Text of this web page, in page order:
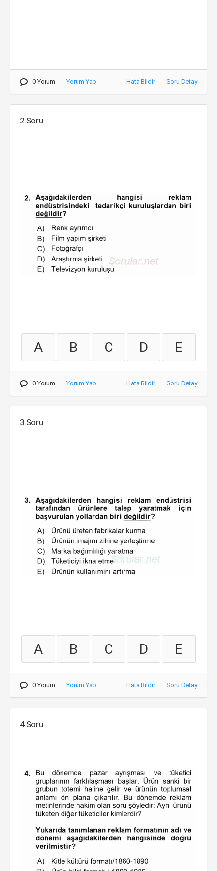
0 Yorum Yorum Yap Hata Bildir Soru Detay
2.Soru
A B C D E
0 Yorum Yorum Yap Hata Bildir Soru Detay
3.Soru
A B C D E
0 Yorum Yorum Yap Hata Bildir Soru Detay
4.Soru